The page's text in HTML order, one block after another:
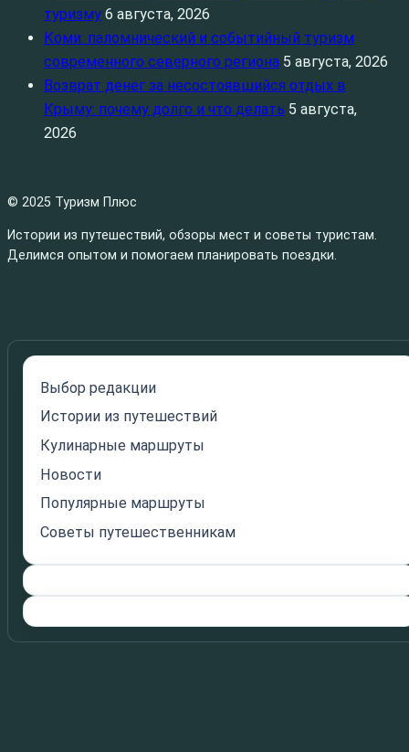
туризму 6 августа, 2026
Коми: паломнический и событийный туризм
современного северного региона 5 августа, 2026
Возврат денег за несостоявшийся отдых в
Крыму: почему долго и что делать 5 августа,
2026
© 2025 Туризм Плюс
Истории из путешествий, обзоры мест и советы туристам.
Делимся опытом и помогаем планировать поездки.
Выбор редакции
Истории из путешествий
Кулинарные маршруты
Новости
Популярные маршруты
Советы путешественникам